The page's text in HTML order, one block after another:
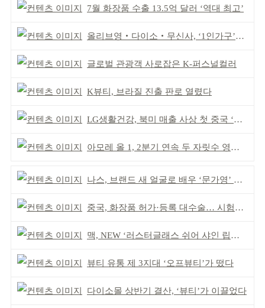
7월 화장품 수출 13.5억 달러 ‘역대 최고’
올리브영‧다이소‧무신사, ‘1인가구’가 이끈다
글로벌 관광객 사로잡은 K-퍼스널컬러
K뷰티, 브라질 진출 판로 열렸다
LG생활건강, 북미 매출 사상 첫 중국 ‘추월’
아모레 올 1, 2분기 연속 두 자릿수 영업이익률 기록
나스, 브랜드 새 얼굴로 배우 ‘문가영’ 발탁
중국, 화장품 허가·등록 대수술… 시험자료 공용 허용
맥, NEW ‘러스터글래스 쉬어 샤인 립스틱’ 출시
뷰티 유통 제 3지대 ‘오프뷰티’가 떴다
다이소몰 상반기 결산, ‘뷰티’가 이끌었다